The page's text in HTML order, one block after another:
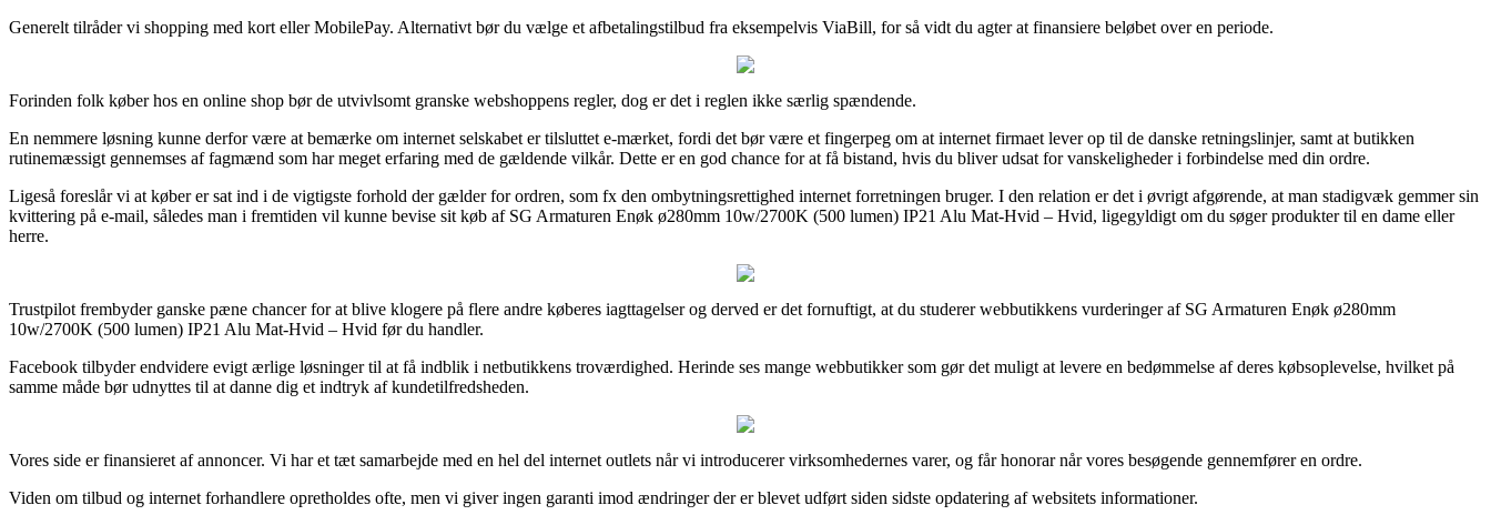
Generelt tilråder vi shopping med kort eller MobilePay. Alternativt bør du vælge et afbetalingstilbud fra eksempelvis ViaBill, for så vidt du agter at finansiere beløbet over en periode.
Forinden folk køber hos en online shop bør de utvivlsomt granske webshoppens regler, dog er det i reglen ikke særlig spændende.
En nemmere løsning kunne derfor være at bemærke om internet selskabet er tilsluttet e-mærket, fordi det bør være et fingerpeg om at internet firmaet lever op til de danske retningslinjer, samt at butikken
rutinemæssigt gennemses af fagmænd som har meget erfaring med de gældende vilkår. Dette er en god chance for at få bistand, hvis du bliver udsat for vanskeligheder i forbindelse med din ordre.
Ligeså foreslår vi at køber er sat ind i de vigtigste forhold der gælder for ordren, som fx den ombytningsrettighed internet forretningen bruger. I den relation er det i øvrigt afgørende, at man stadigvæk gemmer sin
kvittering på e-mail, således man i fremtiden vil kunne bevise sit køb af SG Armaturen Enøk ø280mm 10w/2700K (500 lumen) IP21 Alu Mat-Hvid – Hvid, ligegyldigt om du søger produkter til en dame eller
herre.
Trustpilot frembyder ganske pæne chancer for at blive klogere på flere andre køberes iagttagelser og derved er det fornuftigt, at du studerer webbutikkens vurderinger af SG Armaturen Enøk ø280mm
10w/2700K (500 lumen) IP21 Alu Mat-Hvid – Hvid før du handler.
Facebook tilbyder endvidere evigt ærlige løsninger til at få indblik i netbutikkens troværdighed. Herinde ses mange webbutikker som gør det muligt at levere en bedømmelse af deres købsoplevelse, hvilket på
samme måde bør udnyttes til at danne dig et indtryk af kundetilfredsheden.
Vores side er finansieret af annoncer. Vi har et tæt samarbejde med en hel del internet outlets når vi introducerer virksomhedernes varer, og får honorar når vores besøgende gennemfører en ordre.
Viden om tilbud og internet forhandlere opretholdes ofte, men vi giver ingen garanti imod ændringer der er blevet udført siden sidste opdatering af websitets informationer.